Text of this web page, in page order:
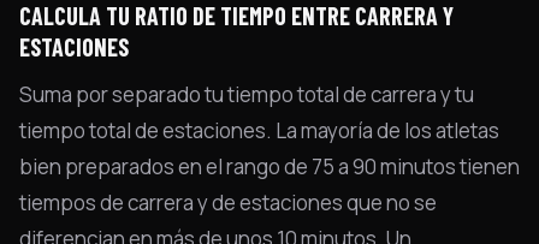
CALCULA TU RATIO DE TIEMPO ENTRE CARRERA Y
ESTACIONES
Suma por separado tu tiempo total de carrera y tu
tiempo total de estaciones. La mayoría de los atletas
bien preparados en el rango de 75 a 90 minutos tienen
tiempos de carrera y de estaciones que no se